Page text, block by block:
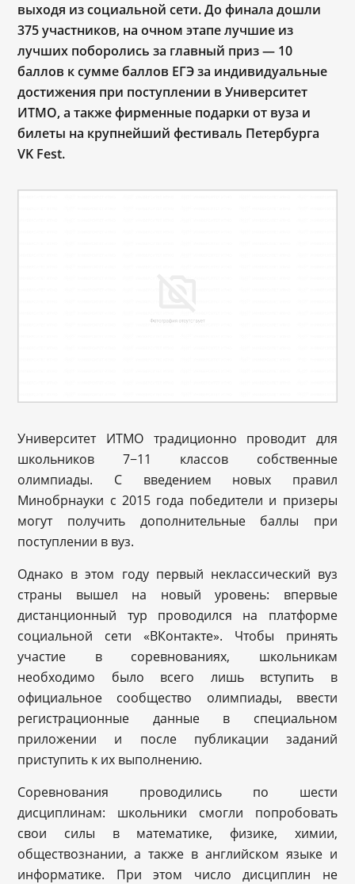
выходя из социальной сети. До финала дошли
375 участников, на очном этапе лучшие из
лучших поборолись за главный приз— 10
баллов к сумме баллов ЕГЭ за индивидуальные
достижения при поступлении в Университет
ИТМО, а также фирменные подарки от вуза и
билеты на крупнейший фестиваль Петербурга
VK Fest.
Университет ИТМО традиционно проводит для
школьников 7−11 классов собственные
олимпиады. С введением новых правил
Минобрнауки с 2015 года победители и призеры
могут получить дополнительные баллы при
поступлении в вуз.
Однако в этом году первый неклассический вуз
страны вышел на новый уровень: впервые
дистанционный тур проводился на платформе
социальной сети «ВКонтакте». Чтобы принять
участие в соревнованиях, школьникам
необходимо было всего лишь вступить в
официальное сообщество олимпиады, ввести
регистрационные данные в специальном
приложении и после публикации заданий
приступить к их выполнению.
Соревнования проводились по шести
дисциплинам: школьники смогли попробовать
свои силы в математике, физике, химии,
обществознании, а также в английском языке и
информатике. При этом число дисциплин не